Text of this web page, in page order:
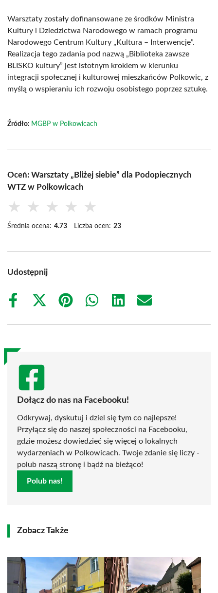
Warsztaty zostały dofinansowane ze środków Ministra
Kultury i Dziedzictwa Narodowego w ramach programu
Narodowego Centrum Kultury „Kultura – Interwencje”.
Realizacja tego zadania pod nazwą „Biblioteka zawsze
BLISKO kultury” jest istotnym krokiem w kierunku
integracji społecznej i kulturowej mieszkańców Polkowic, z
myślą o wspieraniu ich rozwoju osobistego poprzez sztukę.
Źródło: MGBP w Polkowicach
Oceń: Warsztaty „Bliżej siebie” dla Podopiecznych
WTZ w Polkowicach
★ ★ ★ ★ ★
Średnia ocena: 4.73 Liczba ocen: 23
Udostępnij
Share
Share
(Twitter)
Share
Share
Share
Share
Dołącz do nas na Facebooku!
Odkrywaj, dyskutuj i dziel się tym co najlepsze!
Przyłącz się do naszej społeczności na Facebooku,
gdzie możesz dowiedzieć się więcej o lokalnych
wydarzeniach w Polkowicach. Twoje zdanie się liczy -
polub naszą stronę i bądź na bieżąco!
Polub nas!
Zobacz Także